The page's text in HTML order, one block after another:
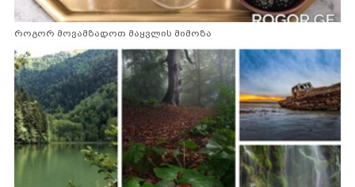
როგორ მოვამზადოთ მაყვლის მიმოზა